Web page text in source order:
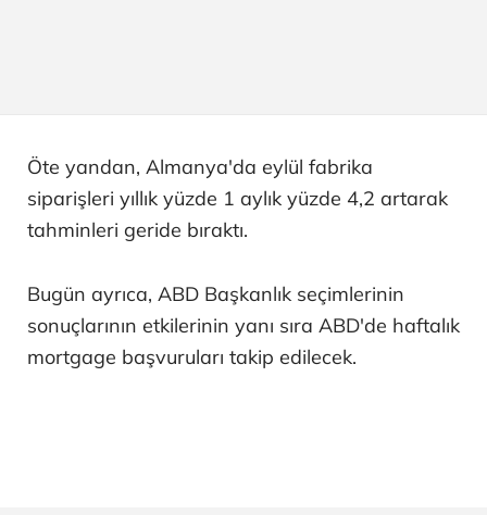
Öte yandan, Almanya'da eylül fabrika
siparişleri yıllık yüzde 1 aylık yüzde 4,2 artarak
tahminleri geride bıraktı.
Bugün ayrıca, ABD Başkanlık seçimlerinin
sonuçlarının etkilerinin yanı sıra ABD'de haftalık
mortgage başvuruları takip edilecek.